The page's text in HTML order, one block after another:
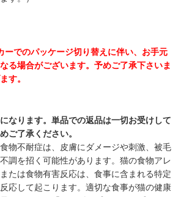
ーでのパッケージ切り替えに伴い、お手元
る場合がございます。予めご了承下さいま
す。
なります。単品での返品は一切お受けして
ご了承ください。
物不耐症は、皮膚にダメージや刺激、被毛
調を招く可能性があります。猫の食物アレ
たは食物有害反応は、食事に含まれる特定
応して起こります。適切な食事が猫の健康